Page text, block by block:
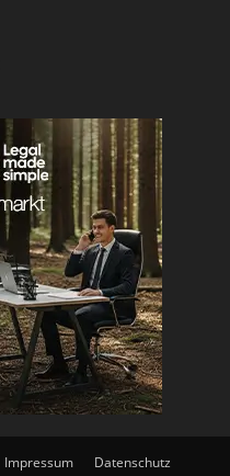
Impressum Datenschutz